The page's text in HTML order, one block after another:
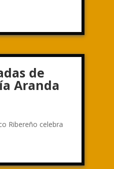
de
Aranda
Ribereño celebra